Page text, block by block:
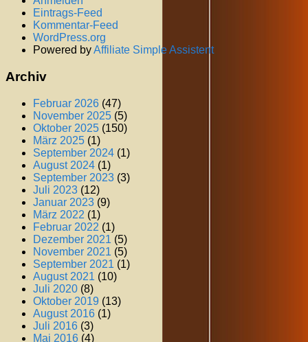
Eintrags-Feed
Kommentar-Feed
WordPress.org
Powered byAffiliate Simple Assistent
Archiv
Februar 2026 (47)
November 2025 (5)
Oktober 2025 (150)
März 2025 (1)
September 2024 (1)
August 2024 (1)
September 2023 (3)
Juli 2023 (12)
Januar 2023 (9)
März 2022 (1)
Februar 2022 (1)
Dezember 2021 (5)
November 2021 (5)
September 2021 (1)
August 2021 (10)
Juli 2020 (8)
Oktober 2019 (13)
August 2016 (1)
Juli 2016 (3)
Mai 2016 (4)